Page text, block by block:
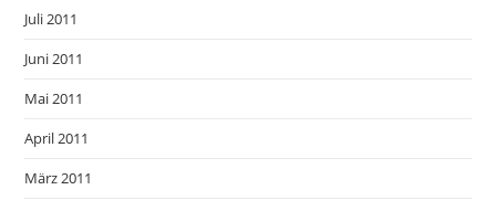
Juli 2011
Juni 2011
Mai 2011
April 2011
März 2011